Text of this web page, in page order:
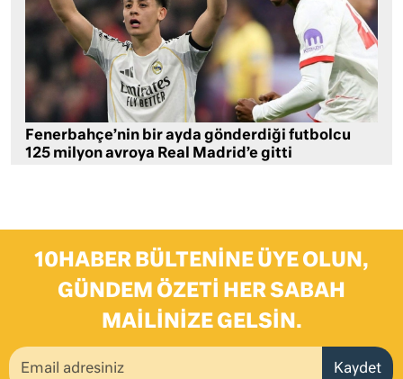
Fenerbahçe’nin bir ayda gönderdiği futbolcu
125 milyon avroya Real Madrid’e gitti
10HABER BÜLTENINE ÜYE OLUN,
GÜNDEM ÖZETI HER SABAH
MAILINIZE GELSIN.
Kaydet